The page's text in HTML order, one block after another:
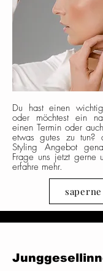
Du hast einen
oder möchtest ein
einen Termin oder
etwas gutes zu tun?
Styling Angebot
Frage uns jetzt gerne
erfahre mehr.